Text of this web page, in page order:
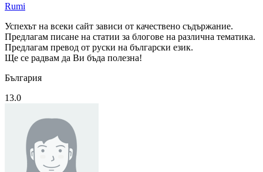
Rumi
Успехът на всеки сайт зависи от качествено съдържание.
Предлагам писане на статии за блогове на различна тематика.
Предлагам превод от руски на български език.
Ще се радвам да Ви бъда полезна!
България
13.0